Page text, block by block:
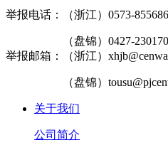
举报电话：（浙江）0573-
（盘锦）0427-
举报邮箱：（浙江）
（盘锦）
关于我们
公司简介